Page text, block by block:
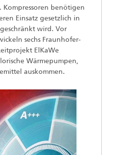
Kompressoren benötigen
Einsatz gesetzlich in
wird. Vor
sechs Fraunhofer-
ElKaWe
Wärmepumpen,
auskommen.